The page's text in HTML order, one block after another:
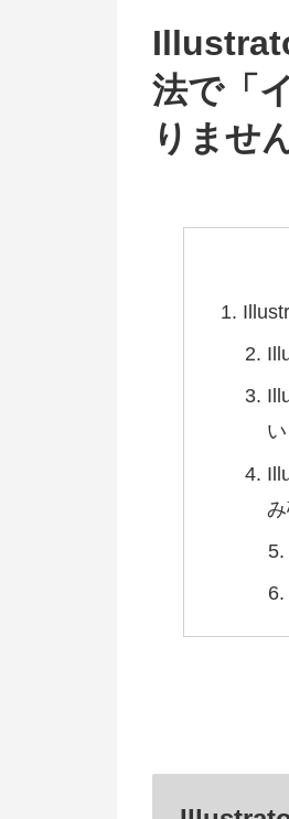
法で「
りませ
み